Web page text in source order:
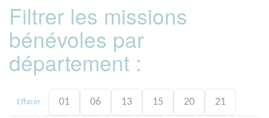
Filtrer les missions
bénévoles par
département :
Effacer 01 06 13 15 20 21